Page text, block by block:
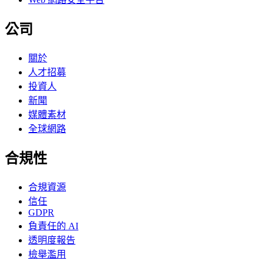
公司
關於
人才招募
投資人
新聞
媒體素材
全球網路
合規性
合規資源
信任
GDPR
負責任的 AI
透明度報告
檢舉濫用